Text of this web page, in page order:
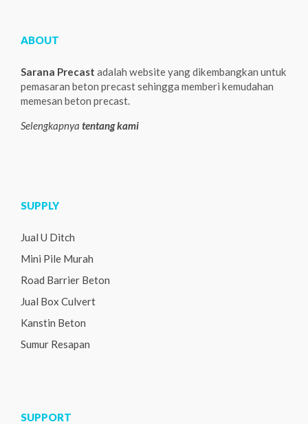
ABOUT
Sarana Precast adalah website yang dikembangkan untuk
pemasaran beton precast sehingga memberi kemudahan
memesan beton precast.
Selengkapnya tentang kami
SUPPLY
Jual U Ditch
Mini Pile Murah
Road Barrier Beton
Jual Box Culvert
Kanstin Beton
Sumur Resapan
SUPPORT